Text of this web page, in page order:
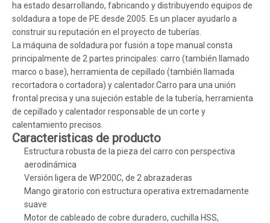
ha estado desarrollando, fabricando y distribuyendo equipos de
soldadura a tope de PE desde 2005. Es un placer ayudarlo a
construir su reputación en el proyecto de tuberías.
La máquina de soldadura por fusión a tope manual consta
principalmente de 2 partes principales: carro (también llamado
marco o base), herramienta de cepillado (también llamada
recortadora o cortadora) y calentador.Carro para una unión
frontal precisa y una sujeción estable de la tubería, herramienta
de cepillado y calentador responsable de un corte y
calentamiento precisos.
Caracteristicas de producto
Estructura robusta de la pieza del carro con perspectiva
aerodinámica
Versión ligera de WP200C, de 2 abrazaderas
Mango giratorio con estructura operativa extremadamente
suave
Motor de cableado de cobre duradero, cuchilla HSS,